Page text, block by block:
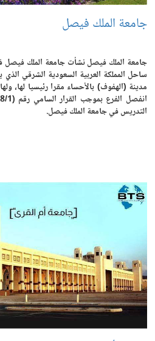
جامعة الملك فيصل
ساحل المملكة العربية السعودية الشرقي
مدينة (الهفوف) بالأحساء مقرا رئيسيا لها،
التدريس في جامعة الملك فيصل.